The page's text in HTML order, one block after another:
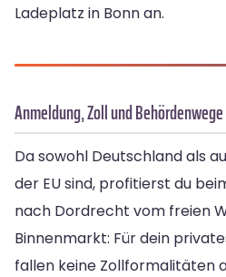
Ladeplatz in Bonn an.
Anmeldung, Zoll und
Da sowohl Deutschland als
der EU sind, profitierst du
nach Dordrecht vom freien
Binnenmarkt: Für dein
fallen keine Zollformalitäten